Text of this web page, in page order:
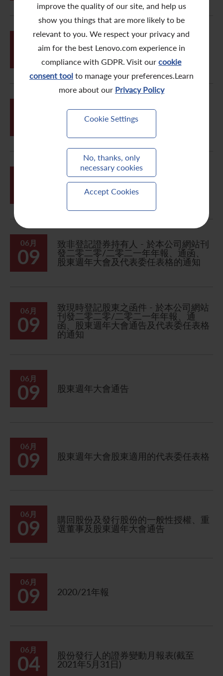
improve the quality of our site, and help us
show you things that are more likely to be
relevant to you. We respect your privacy and
aim for the best Lenovo.com experience in
compliance with GDPR. Visit ourcookie
consent toolto manage your preferences.Learn
more about our Privacy Policy
Cookie Settings
No, thanks, only
necessary cookies
Accept Cookies
07月
09 致股東信函: 2021年股東週年大會
股份發行人的證券變動月報表(截至
2021年6月30日)
變更申請表格
06月
09
致非登記證券持有人 - 於本公司網站刊
發二零二零/二零二一年年報、通函、
股東週年大會及代表委任表格的通知
06月
09
致現時登記股東之函件 - 於本公司網站
刊發二零二零/二零二一年年報、通
函、股東週年大會通告及代表委任表格
的通知
06月
09 股東週年大會通告
06月
09 股東週年大會股東適用的代表委任表格
06月
09
購回股份及發行股份的一般性授權、重
選董事及股東週年大會通告
06月
09 2020/21年報
06月
04
股份發行人的證券變動月報表(截至
2021年5月31日)